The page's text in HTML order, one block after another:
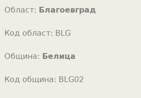
Област: Благоевград
Код област: BLG
Община: Белица
Код община: BLG02